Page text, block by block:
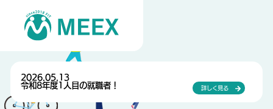
2026.05.13
令和8年度1人目の就職者！
詳しく見る